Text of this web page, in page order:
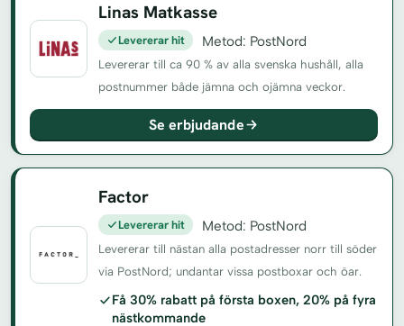
Linas Matkasse
Levererar hit Metod: PostNord
Levererar till ca 90 % av alla svenska hushåll, alla
postnummer både jämna och ojämna veckor.
Se erbjudande
Factor
Levererar hit Metod: PostNord
Levererar till nästan alla postadresser norr till söder
via PostNord; undantar vissa postboxar och öar.
Få 30% rabatt på första boxen, 20% på fyra
nästkommande